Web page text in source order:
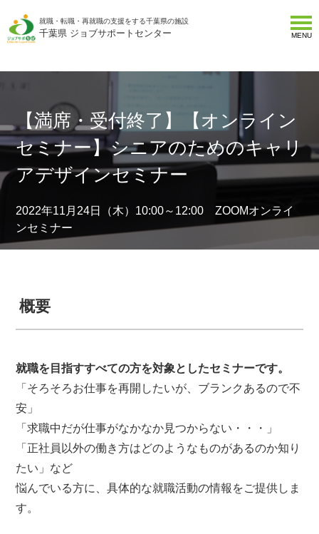
就職・転職・再就職の支援をする千葉県の施設
千葉県 ジョブサポートセンター MENU
【満席・受付終了】【オンライン
セミナー】シニアのためのキャリ
アデザインセミナー
2022年11月24日（木）10:00～12:00 ZOOMオンライ
ンセミナー
概要
就職を目指すすべての方を対象としたセミナーです。
「そろそろお仕事を再開したいが、ブランクあるので不
安」
「求職中だが仕事がなかなか見つからない・・・」
「正社員以外の働き方はどのようなものがあるのか知り
たい」など
悩んでいる方に、具体的な就職活動の情報をご提供しま
す。